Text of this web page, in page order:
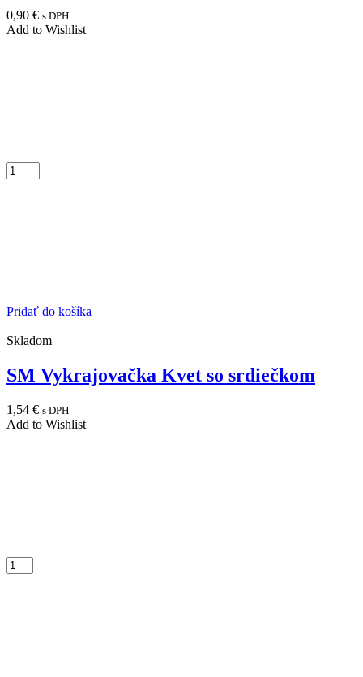
0,90 € s DPH
Add to Wishlist
Pridať do košíka
Skladom
SM Vykrajovačka Kvet so srdiečkom
1,54 € s DPH
Add to Wishlist